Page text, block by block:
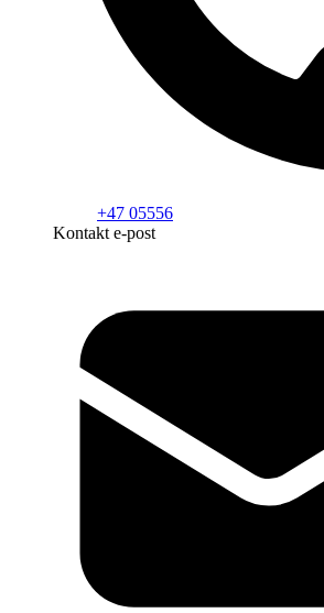
+47 05556
Kontakt e-post